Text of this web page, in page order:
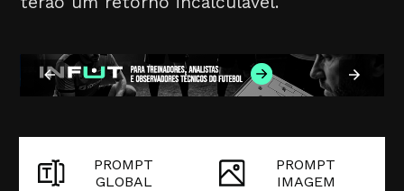
PROMPT
GLOBAL
PROMPT
IMAGEM